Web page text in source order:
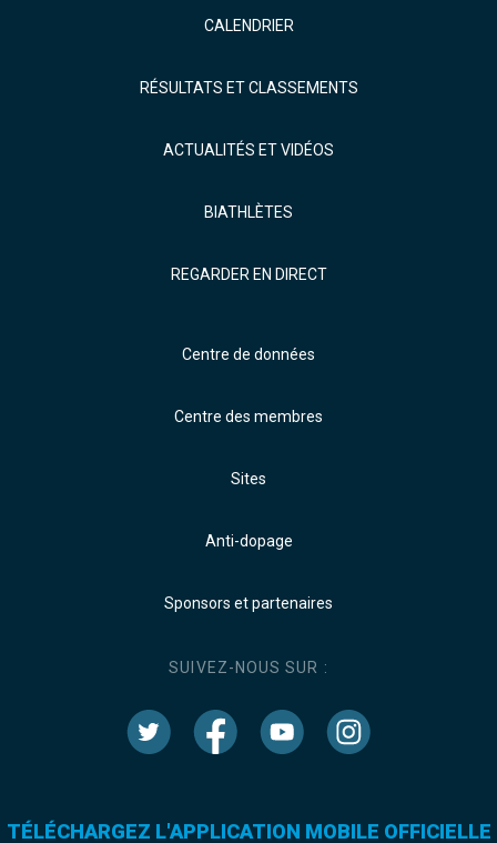
CALENDRIER
RÉSULTATS ET CLASSEMENTS
ACTUALITÉS ET VIDÉOS
BIATHLÈTES
REGARDER EN DIRECT
Centre de données
Centre des membres
Sites
Anti-dopage
Sponsors et partenaires
SUIVEZ-NOUS SUR :
TÉLÉCHARGEZ L'APPLICATION MOBILE OFFICIELLE